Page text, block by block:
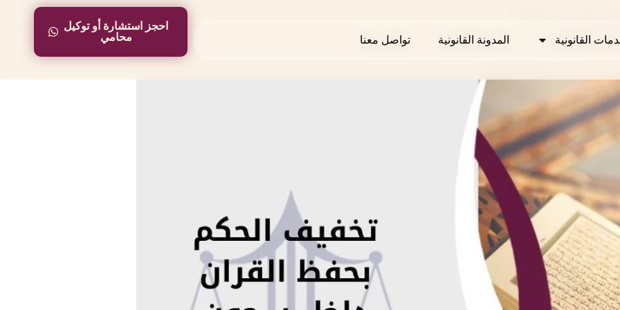
القانونية المدونة القانونية تواصل معنا
احجز استشارة أو توكيل
محامي
القانونية المدونة القانونية تواصل معنا
احجز استشارة أو توكيل
محامي